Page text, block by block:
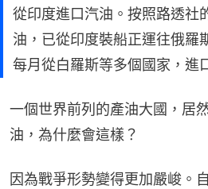
從印度進口汽油。按照路透社
油，已從印度裝船正運往俄羅
每月從白羅斯等多個國家，進
一個世界前列的產油大國，居
油，為什麼會這樣？
因為戰爭形勢變得更加嚴峻。